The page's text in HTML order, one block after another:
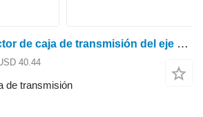
John Deere Protector de caja de transmisión del eje de la hélice 6135r L217976 para tractor de ruedas
40.44
de transmisión